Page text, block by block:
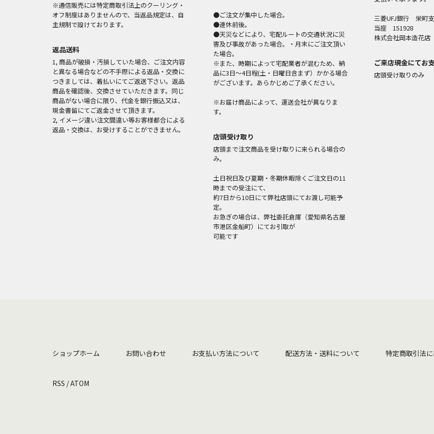
※通信販売には特定商取引法上のクーリング・
オフ制度はありませんので、当返品規定は、自
主規制で設けております。
返品送料
1, 商品が破損・汚損していた場合、ご注文内容
と異なる場合などの不手際による返品・交換に
つきましては、着払いにてご返送下さい。返品
商品を確認後、交換させていただきます。同じ
商品がない場合に限り、代金を銀行振込又は、
現金書留にてご返金させて頂きます。
2, イメージ違い注文間違い等お客様都合による
返品・交換は、お受けすることができません。
●ご注文が集中した場合。
●連休前後。
●天災などにより、宅配ルートの交通状況に災
害及び事故があった場合。・月末にご注文頂い
た場合。
※また、時期によって宅配業者が混むため、納
品に3日～4日程(土・日曜日含まず）かかる場合
がございます。あらかじめご了承ください。
※お届け商品によって、運送会社が異なりま
す。
店頭受け取り
店頭まで注文商品を受け取りに来られる場合の
み。
土日祝日及び夏期・冬期休暇除くご注文日の11
時までの受注にて、
約7日から10日にて弊社店頭にてお渡し可能予
定。
お急ぎの場合は、弊社委託倉庫（愛知県名古屋
市港区金船町）にてお引取が
可能です
三菱UFJ銀行 栄町
当座 151928
株式会社岡本造花店
ご来店現金にてお
店頭受け取りのみ
ショップホーム お問い合わせ お支払い方法について 配送方法・送料について 特定商取引法
RSS /ATOM